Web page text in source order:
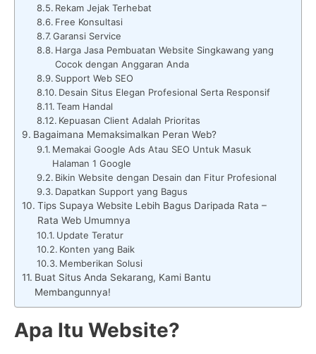
Rekam Jejak Terhebat
Free Konsultasi
Garansi Service
Harga Jasa Pembuatan Website Singkawang yang
Cocok dengan Anggaran Anda
Support Web SEO
Desain Situs Elegan Profesional Serta Responsif
Team Handal
Kepuasan Client Adalah Prioritas
Bagaimana Memaksimalkan Peran Web?
Memakai Google Ads Atau SEO Untuk Masuk
Halaman 1 Google
Bikin Website dengan Desain dan Fitur Profesional
Dapatkan Support yang Bagus
Tips Supaya Website Lebih Bagus Daripada Rata –
Rata Web Umumnya
Update Teratur
Konten yang Baik
Memberikan Solusi
Buat Situs Anda Sekarang, Kami Bantu
Membangunnya!
Apa Itu Website?